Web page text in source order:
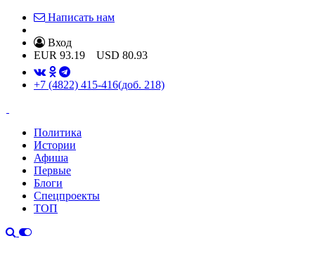
Написать нам
Вход
EUR 93.19 USD 80.93
+7 (4822) 415-416(доб. 218)
Политика
Истории
Афиша
Первые
Блоги
Спецпроекты
ТОП